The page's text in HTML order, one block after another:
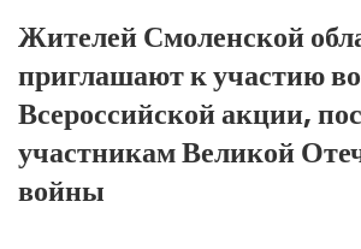
Жителей Смоленской
приглашают к участию во
Всероссийской акции,
участникам Великой
войны